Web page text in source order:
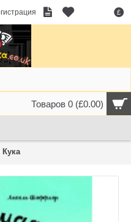
£
Товаров 0 (£0.00)